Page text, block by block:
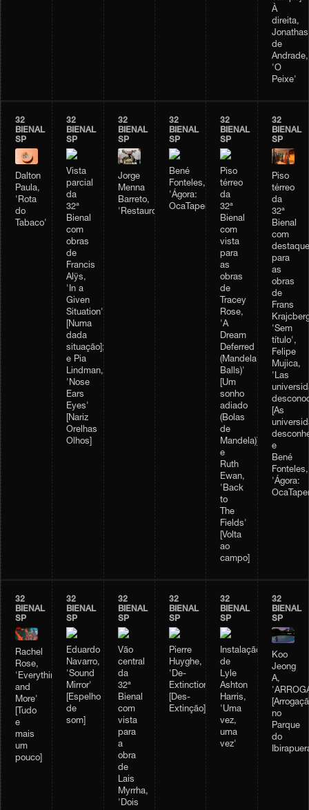
À
direita,
Jonathas
de
Andrade,
'O
Peixe'
32
BIENAL
SP
Dalton
Paula,
'Rota
do
Tabaco'
32
BIENAL
SP
Vista
parcial
da
32ª
Bienal
com
obras
de
Francis
Alÿs,
'In a
Given
Situation'
[Numa
dada
situação];
e Pia
Lindman,
'Nose
Ears
Eyes'
[Nariz
Orelhas
Olhos]
32
BIENAL
SP
Jorge
Menna
Barreto,
'Restauro'
32
BIENAL
SP
Bené
Fonteles,
'Ágora:
OcaTaperaTerreiro'
32
BIENAL
SP
Piso
térreo
da
32ª
Bienal
com
vista
para
as
obras
de
Tracey
Rose,
'A
Dream
Deferred
(Mandela
Balls)'
[Um
sonho
adiado
(Bolas
de
Mandela)];
e
Ruth
Ewan,
'Back
to
The
Fields'
[Volta
ao
campo]
32
BIENAL
SP
Piso
térreo
da
32ª
Bienal
com
destaque
para
as
obras
de
Frans
'Sem
título',
Felipe
Mujica,
'Las
[As
e
Bené
Fonteles,
'Ágora:
32
BIENAL
SP
Rachel
Rose,
'Everything
and
More'
[Tudo
e
mais
um
pouco]
32
BIENAL
SP
Eduardo
Navarro,
'Sound
Mirror'
[Espelho
de
som]
32
BIENAL
SP
Vão
central
da
32ª
Bienal
com
vista
para
a
obra
de
Lais
Myrrha,
'Dois
32
BIENAL
SP
Pierre
Huyghe,
'De-
Extinction'
[Des-
Extinção]
32
BIENAL
SP
Instalação
de
Lyle
Ashton
Harris,
'Uma
vez,
uma
vez'
32
BIENAL
SP
Koo
Jeong
A,
no
Parque
do